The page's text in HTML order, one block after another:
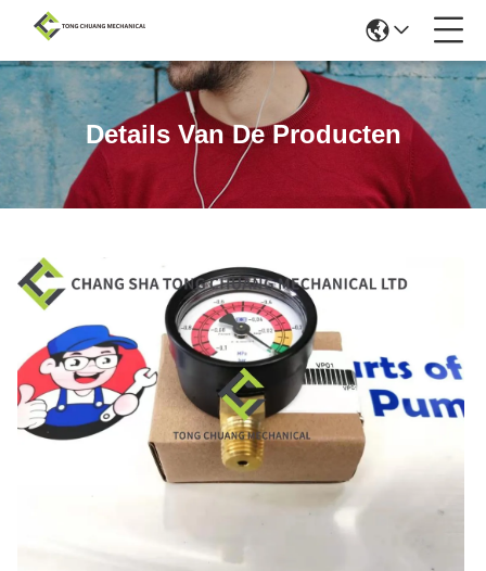
Details Van De Producten